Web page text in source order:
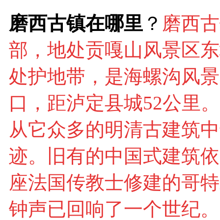
磨西古镇在哪里 ？ 磨西
部，地处贡嘎山风景区
处护地带，是海螺沟风
口，距泸定县城52公里
从它众多的明清古建筑
迹。旧有的中国式建筑
座法国传教士修建的哥
钟声已回响了一个世纪